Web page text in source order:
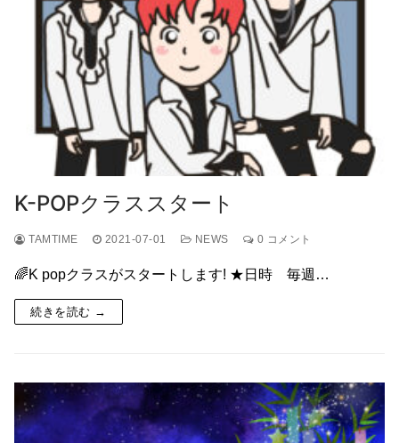
K-POPクラススタート
TAMTIME 2021-07-01 NEWS 0 コメント
🌈K popクラスがスタートします! ★日時 毎週…
続きを読む →